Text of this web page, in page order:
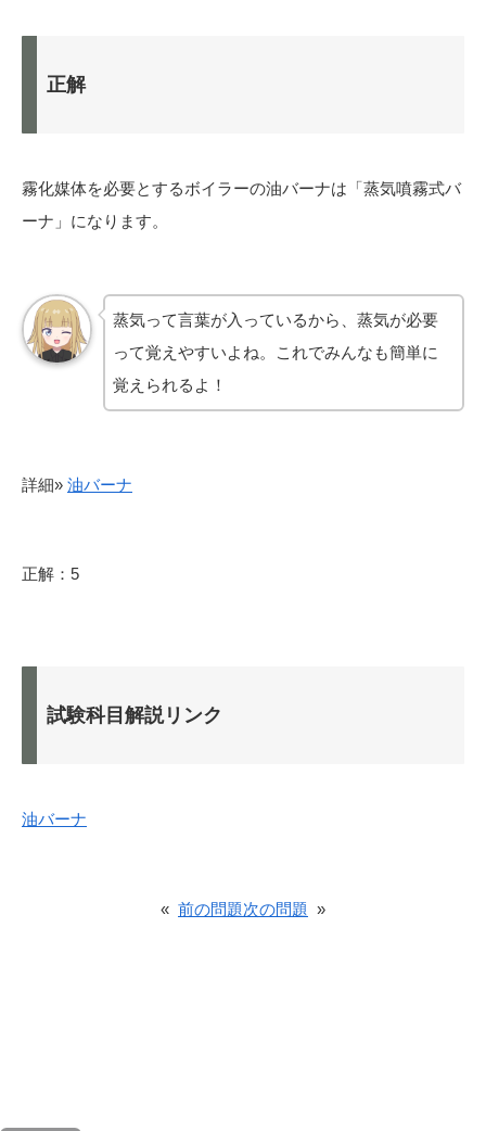
正解
霧化媒体を必要とするボイラーの油バーナは「蒸気噴霧式バ
ーナ」になります。
蒸気って言葉が入っているから、蒸気が必要
って覚えやすいよね。これでみんなも簡単に
覚えられるよ！
詳細» 油バーナ
正解：5
試験科目解説リンク
油バーナ
« 前の問題次の問題 »